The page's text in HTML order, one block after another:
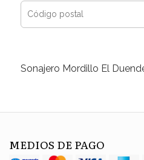
Sonajero Mordillo El
MEDIOS DE PAGO